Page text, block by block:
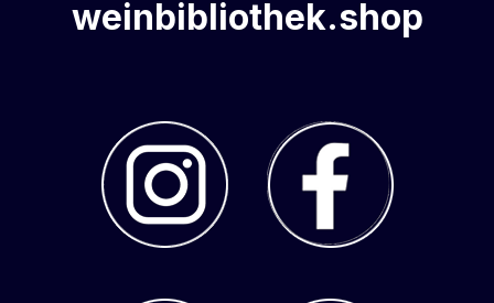
weinbibliothek.shop